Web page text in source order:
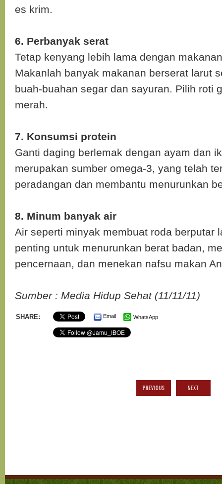
es krim.
6. Perbanyak serat
Tetap kenyang lebih lama dengan
Makanlah banyak makanan berserat larut
buah-buahan segar dan sayuran. Pilih roti
merah.
7. Konsumsi protein
Ganti daging berlemak dengan ayam dan
merupakan sumber omega-3, yang telah
peradangan dan membantu menurunkan
8. Minum banyak air
Air seperti minyak membuat roda berputar
penting untuk menurunkan berat badan,
pencernaan, dan menekan nafsu makan
Sumber : Media Hidup Sehat (11/11/11)
SHARE: Email WhatsApp
PREVIOUS NEXT